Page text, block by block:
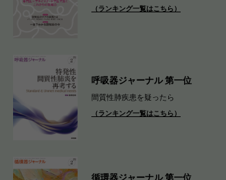
（ランキング一覧はこちら）
呼吸器ジャーナル 第一位
間質性肺疾患を疑ったら
（ランキング一覧はこちら）
循環器ジャーナル 第一位